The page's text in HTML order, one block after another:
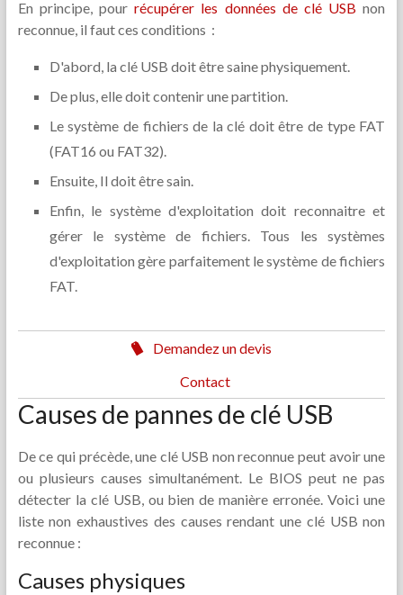
En principe, pourrécupérer les données de clé USB non
reconnue, il faut ces conditions :
D'abord, la clé USB doit être saine physiquement.
De plus, elle doit contenir une partition.
Le système de fichiers de la clé doit être de type FAT
(FAT16 ou FAT32).
Ensuite, Il doit être sain.
Enfin, le système d'exploitation doit reconnaitre et
gérer le système de fichiers. Tous les systèmes
d'exploitation gère parfaitement le système de fichiers
FAT.
Demandez un devis
Contact
Causes de pannes de clé USB
De ce qui précède, une clé USB non reconnue peut avoir une
ou plusieurs causes simultanément. Le BIOS peut ne pas
détecter la clé USB, ou bien de manière erronée. Voici une
liste non exhaustives des causes rendant une clé USB non
reconnue :
Causes physiques